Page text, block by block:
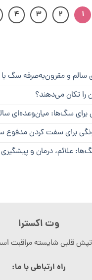
1
2
3
4
سالم و مقرون‌به‌صرفه سگ با
تکان می‌دهند؟
برای سگ‌ها: میان‌وعده‌ای
برای سفت کردن مدفوع
علائم، درمان و پیشگیری
وت اکسترا
قلبی شایسته مراقبت
راه ارتباطی با ما: